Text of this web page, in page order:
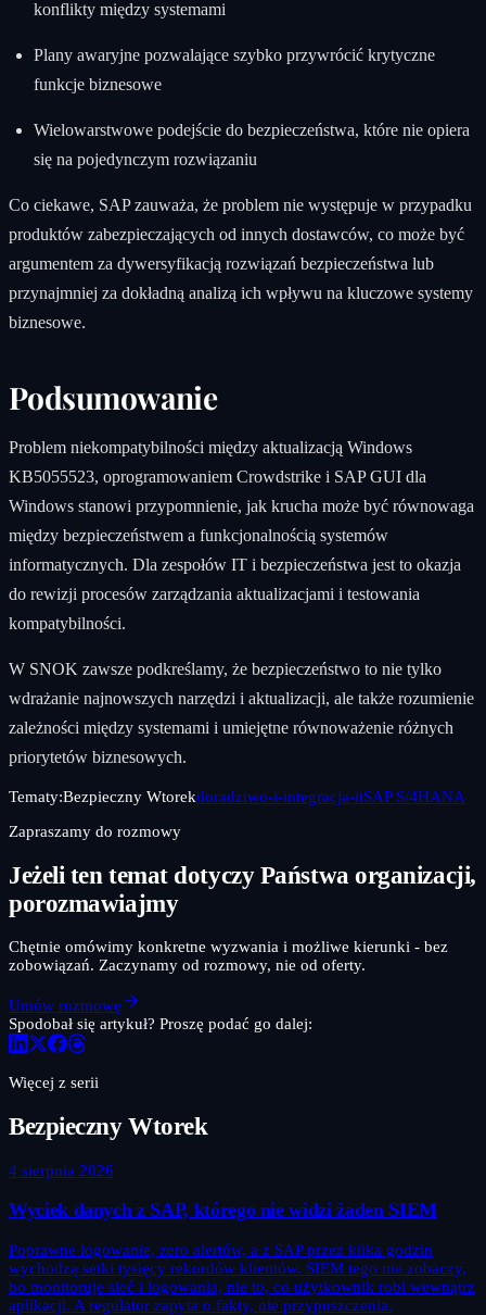
konflikty między systemami
Plany awaryjne pozwalające szybko przywrócić krytyczne
funkcje biznesowe
Wielowarstwowe podejście do bezpieczeństwa, które nie opiera
się na pojedynczym rozwiązaniu
Co ciekawe, SAP zauważa, że problem nie występuje w przypadku
produktów zabezpieczających od innych dostawców, co może być
argumentem za dywersyfikacją rozwiązań bezpieczeństwa lub
przynajmniej za dokładną analizą ich wpływu na kluczowe systemy
biznesowe.
Podsumowanie
Problem niekompatybilności między aktualizacją Windows
KB5055523, oprogramowaniem Crowdstrike i SAP GUI dla
Windows stanowi przypomnienie, jak krucha może być równowaga
między bezpieczeństwem a funkcjonalnością systemów
informatycznych. Dla zespołów IT i bezpieczeństwa jest to okazja
do rewizji procesów zarządzania aktualizacjami i testowania
kompatybilności.
W SNOK zawsze podkreślamy, że bezpieczeństwo to nie tylko
wdrażanie najnowszych narzędzi i aktualizacji, ale także rozumienie
zależności między systemami i umiejętne równoważenie różnych
priorytetów biznesowych.
Tematy:Bezpieczny Wtorekdoradztwo-i-integracja-itSAP S/4HANA
Zapraszamy do rozmowy
Jeżeli ten temat dotyczy Państwa organizacji,
porozmawiajmy
Chętnie omówimy konkretne wyzwania i możliwe kierunki - bez
zobowiązań. Zaczynamy od rozmowy, nie od oferty.
Umów rozmowę
Spodobał się artykuł? Proszę podać go dalej:
Więcej z serii
Bezpieczny Wtorek
4 sierpnia 2026
Wyciek danych z SAP, którego nie widzi żaden SIEM
Poprawne logowanie, zero alertów, a z SAP przez kilka godzin
wychodzą setki tysięcy rekordów klientów. SIEM tego nie zobaczy,
bo monitoruje sieć i logowania, nie to, co użytkownik robi wewnątrz
aplikacji. A regulator zapyta o fakty, nie przypuszczenia.